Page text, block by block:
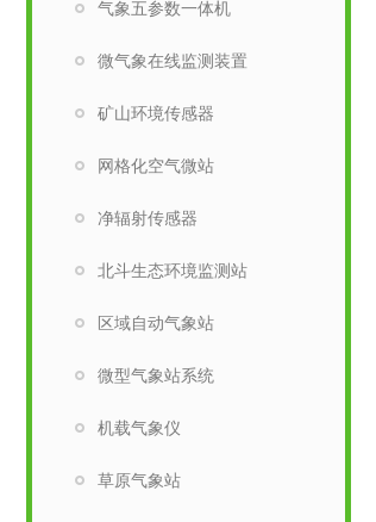
气象五参数一体机
微气象在线监测装置
矿山环境传感器
网格化空气微站
净辐射传感器
北斗生态环境监测站
区域自动气象站
微型气象站系统
机载气象仪
草原气象站